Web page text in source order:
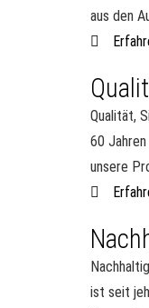
aus den
Qualität,
60
unsere
ist seit